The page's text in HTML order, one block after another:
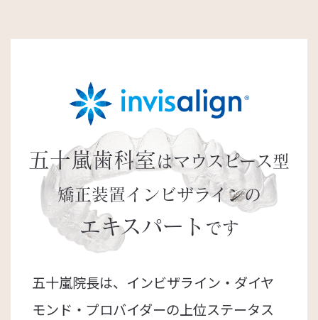
五十嵐歯科室 はマウスピース型
矯正装置インビザラインの
エキスパート です
五十嵐院長は、インビザライン・ダイヤ
モンド・プロバイダーの上位ステータス